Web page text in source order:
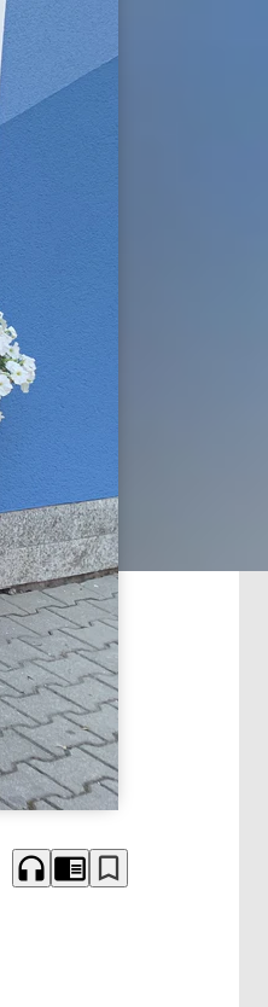
headphones chrome_reader_mode bookmark_border